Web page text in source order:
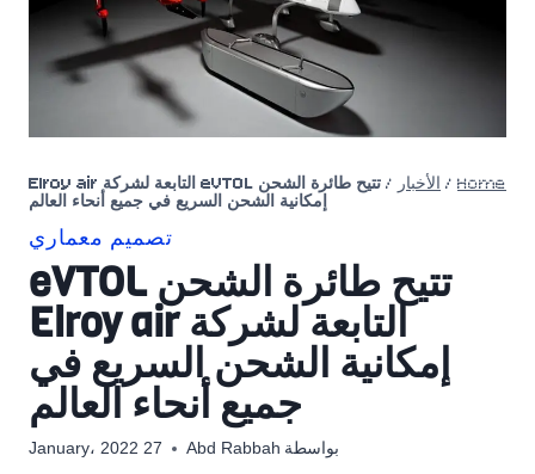
Home
/ الأخبار /
تتيح طائرة الشحن eVTOL التابعة لشركة Elroy air
إمكانية الشحن السريع في جميع أنحاء العالم
تصميم معماري
تتيح طائرة الشحن eVTOL
التابعة لشركة Elroy air
إمكانية الشحن السريع في
جميع أنحاء العالم
بواسطة Abd Rabbah 27 January، 2022